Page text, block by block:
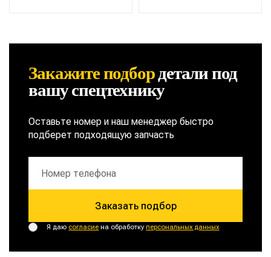
Закажите подбордеталипод
вашу спецтехнику
Оставьте номер и наш менеджер быстро
подберет подходящую запчасть
Заказать подбор
Я даю согласие на обработкуперсональных данных